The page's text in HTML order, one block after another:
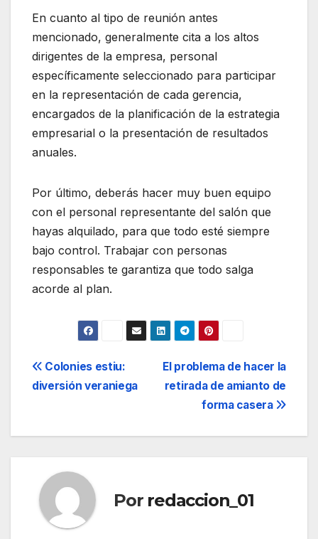
En cuanto al tipo de reunión antes
mencionado, generalmente cita a los altos
dirigentes de la empresa, personal
específicamente seleccionado para participar
en la representación de cada gerencia,
encargados de la planificación de la estrategia
empresarial o la presentación de resultados
anuales.
Por último, deberás hacer muy buen equipo
con el personal representante del salón que
hayas alquilado, para que todo esté siempre
bajo control. Trabajar con personas
responsables te garantiza que todo salga
acorde al plan.
Navegación
entradas
El problema de hacer la
retirada de amianto de
forma casera
Colonies estiu:
diversión veraniega
Por redaccion_01